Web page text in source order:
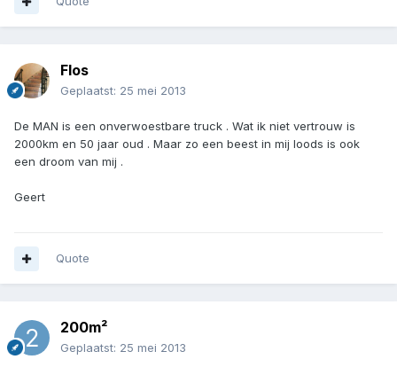
Flos
Geplaatst: 25 mei 2013
De MAN is een onverwoestbare truck . Wat ik niet vertrouw is
2000km en 50 jaar oud . Maar zo een beest in mij loods is ook
een droom van mij .
Geert
Quote
200m²
Geplaatst: 25 mei 2013